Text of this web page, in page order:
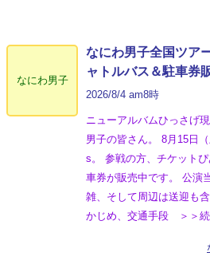
なにわ男子
なにわ男子全国ツ
ャトルバス＆駐車券
2026/8/4 am8時
ニューアルバムひっさげ
男子の皆さん。 8月15日
s。 参戦の方、チケット
車券が販売中です。 公演
雑、そして周辺は送迎も
かじめ、交通手段 ＞＞続